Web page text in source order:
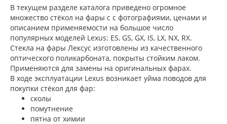
В текущем разделе каталога приведено огромное
множество стёкол на фары с с фотографиями, ценами и
описанием применяемости на большое число
популярных моделей Lexus: ES, GS, GX, IS, LX, NX, RX.
Стекла на фары Лексус изготовлены из качественного
оптического поликарбоната, покрыты стойким лаком.
Применяются для замены на оригинальных фарах.
В ходе эксплуатации Lexus возникает уйма поводов для
покупки стёкол для фар:
сколы
помутнение
пятна от химии